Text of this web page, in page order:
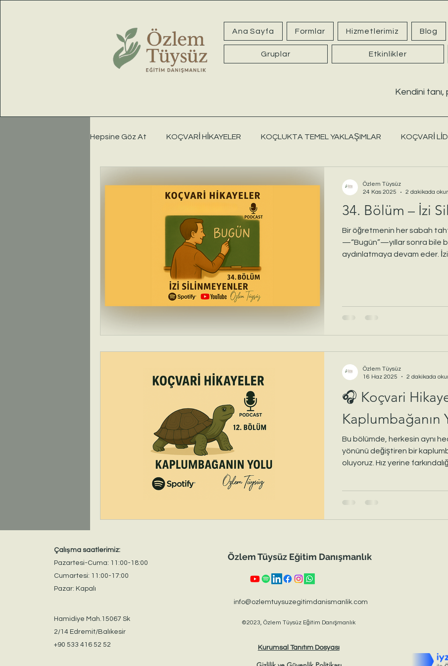
Ana Sayfa Formlar Hizmetlerimiz Blog
Gruplar Etkinlikler
Kendini
Hepsine Göz At KOÇVARİ HİKAYELER KOÇLUKTA TEMEL YAKLAŞIMLAR KOÇVARİ
MENTOR ETKİSİ 34. Bölüm – İzi
Bir öğretmenin her sabah
—“Bugün”—yıllar sonra bile
aydınlatmaya devam eder.
Özlem Tüysüz
24 Kas 2025
2 dakikada
🎧 Koçvari
Kaplumbağanın
Bu bölümde, herkesin aynı
yönünü değiştiren bir
oluyoruz. Hız yerine
varmaktır. Koçluk yaklaşımıyla ele alınan bu hikâye, kendi
yavaşlamanın içsel gücünü
Özlem Tüysüz
16 Haz 2025
2 dakikada
Çalışma saatlerimiz:
Pazartesi-Cuma: 11:00-18:00
Cumartesi: 11:00-17:00
Pazar: Kapalı
Hamidiye Mah.15067 Sk
2/14 Edremit/Balıkesir
+90 533 416 52 52
Özlem Tüysüz Eğitim Danışmanlık
info@ozlemtuysuzegitimdanismanlik.com
©2023, Özlem Tüysüz Eğitim Danışmanlık
Kurumsal Tanıtım Dosyası